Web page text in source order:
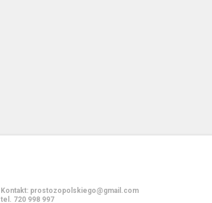
Kontakt: prostozopolskiego@gmail.com
tel. 720 998 997